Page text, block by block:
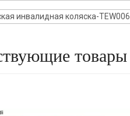
инвалидная коляска-
товары